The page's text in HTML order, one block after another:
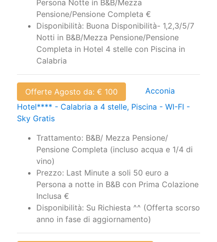
Persona Notte in B&B/Mezza
Pensione/Pensione Completa €
Disponibilità: Buona Disponibilità- 1,2,3/5/7
Notti in B&B/Mezza Pensione/Pensione
Completa in Hotel 4 stelle con Piscina in
Calabria
Offerte Agosto da: € 100
Acconia
Hotel**** - Calabria a 4 stelle, Piscina - WI-FI -
Sky Gratis
Trattamento: B&B/ Mezza Pensione/
Pensione Completa (incluso acqua e 1/4 di
vino)
Prezzo: Last Minute a soli 50 euro a
Persona a notte in B&B con Prima Colazione
Inclusa €
Disponibilità: Su Richiesta ^^ (Offerta scorso
anno in fase di aggiornamento)